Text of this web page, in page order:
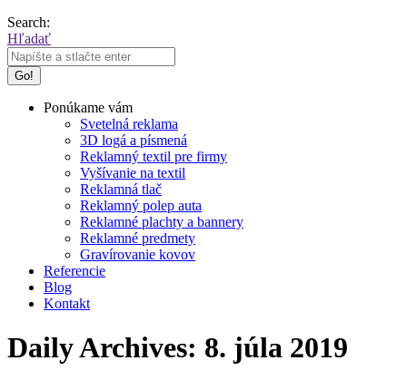
Search:
Hľadať
Ponúkame vám
Svetelná reklama
3D logá a písmená
Reklamný textil pre firmy
Vyšívanie na textil
Reklamná tlač
Reklamný polep auta
Reklamné plachty a bannery
Reklamné predmety
Gravírovanie kovov
Referencie
Blog
Kontakt
Daily Archives: 8. júla 2019